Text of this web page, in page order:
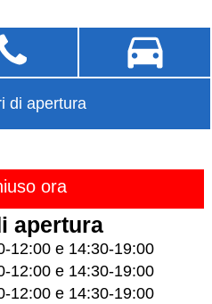
di apertura
ora
apertura
12:00 e 14:30-19:00
12:00 e 14:30-19:00
12:00 e 14:30-19:00